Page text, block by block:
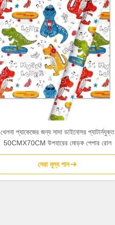
খেলনা প্যাকেজের জন্য সাদা ডাইনোসর প্যাটার্নযুক্ত
50CMX70CM উপহারের মোড়ক পেপার রোল
সেরা মূল্য পান